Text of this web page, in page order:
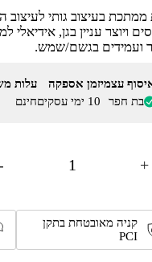
בעיצוב גותי לעיצוב
ויוצר עניין בגן, אידיאלי
ועמידים בגשם/שמש.
עצמי
בת חפר
זמן אספקה
10 ימי עסקים
עלות
חינם
+
קניה מאובטחת בתקן
PCI